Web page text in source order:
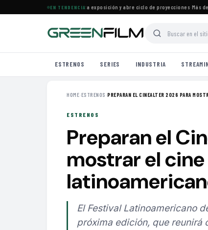
EN TENDENCIA
Francés en Maracaibo cierra exposición y abre ciclo de proyecciones·Más de
ESTRENOS SERIES INDUSTRIA
HOME›ESTRENOS ›PREPARAN EL CINEALTER 2026 PARA
ESTRENOS
Preparan el
mostrar el
El Festival Latinoamericano
próxima edición, que reunirá